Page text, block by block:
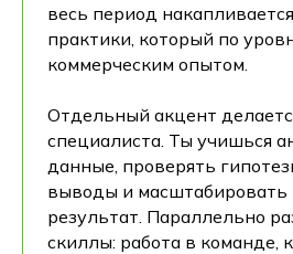
весь период
практики, который по
коммерческим опытом.
Отдельный акцент
специалиста. Ты учишься
данные, проверять
выводы и масштабировать
результат. Параллельно
скиллы: работа в команде,